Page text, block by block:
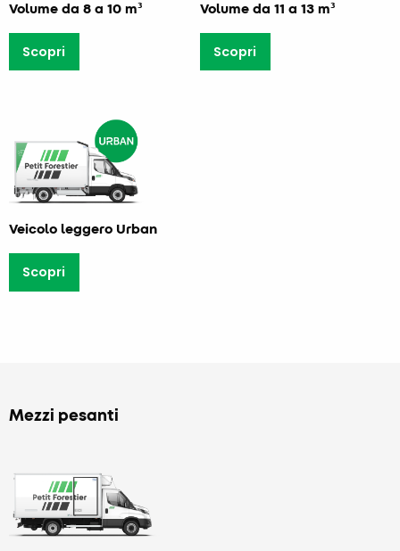
Volume da 8 a 10 m³
Scopri
Volume da 11 a 13 m³
Scopri
Veicolo leggero Urban
Scopri
Mezzi pesanti